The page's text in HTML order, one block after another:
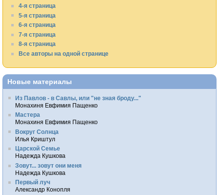
4-я страница
5-я страница
6-я страница
7-я страница
8-я страница
Все авторы на одной странице
Новые материалы
Из Павлов - в Савлы, или "не зная броду..."
Монахиня Евфимия Пащенко
Мастера
Монахиня Евфимия Пащенко
Вокруг Солнца
Илья Криштул
Царской Семье
Надежда Кушкова
Зовут... зовут они меня
Надежда Кушкова
Первый луч
Александр Конопля